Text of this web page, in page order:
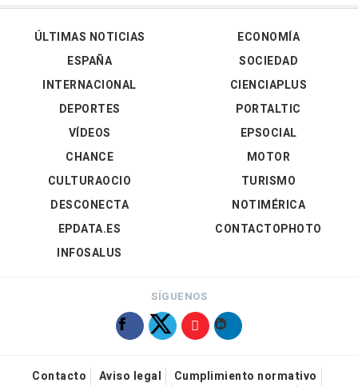
ÚLTIMAS NOTICIAS
ESPAÑA
INTERNACIONAL
DEPORTES
VÍDEOS
ECONOMÍA
SOCIEDAD
CIENCIAPLUS
PORTALTIC
EPSOCIAL
CHANCE
CULTURAOCIO
DESCONECTA
EPDATA.ES
INFOSALUS
MOTOR
TURISMO
NOTIMÉRICA
CONTACTOPHOTO
SÍGUENOS
Contacto Aviso legal
Cumplimiento normativo